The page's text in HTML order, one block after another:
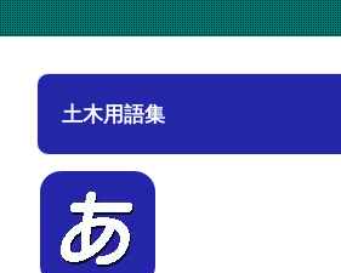
土木用語集